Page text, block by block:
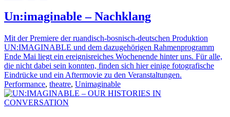
Un:imaginable – Nachklang
Mit der Premiere der ruandisch-bosnisch-deutschen Produktion
UN:IMAGINABLE und dem dazugehörigen Rahmenprogramm
Ende Mai liegt ein ereignisreiches Wochenende hinter uns. Für alle,
die nicht dabei sein konnten, finden sich hier einige fotografische
Eindrücke und ein Aftermovie zu den Veranstaltungen.
Performance, theatre, Unimaginable